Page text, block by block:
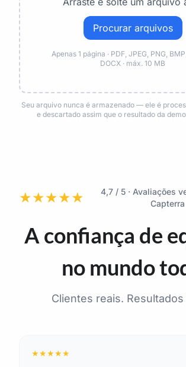
Procurar arquivos
Apenas 1 página · PDF, JPEG, PNG,
DOCX · máx. 10 MB
Seu arquivo nunca é armazenado — ele é
e descartado assim que o resultado da
★★★★★
4,7 / 5 · Avaliações
Capterra
A confiança de
no mundo
Clientes reais. Resultados
★★★★★